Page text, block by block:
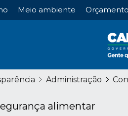
Meio ambiente Orçamento
Administração
alimentar